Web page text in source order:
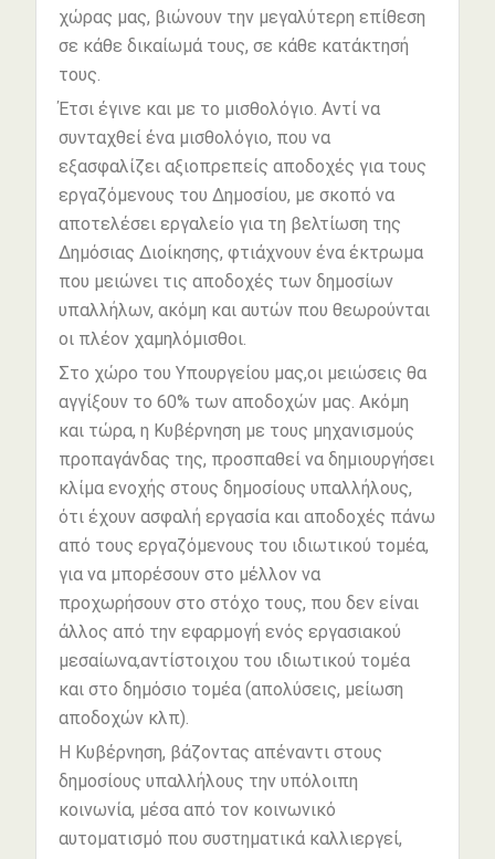
χώρας μας, βιώνουν την μεγαλύτερη επίθεση
σε κάθε δικαίωμά τους, σε κάθε κατάκτησή
τους.
Έτσι έγινε και με το μισθολόγιο. Αντί να
συνταχθεί ένα μισθολόγιο, που να
εξασφαλίζει αξιοπρεπείς αποδοχές για τους
εργαζόμενους του Δημοσίου, με σκοπό να
αποτελέσει εργαλείο για τη βελτίωση της
Δημόσιας Διοίκησης, φτιάχνουν ένα έκτρωμα
που μειώνει τις αποδοχές των δημοσίων
υπαλλήλων, ακόμη και αυτών που θεωρούνται
οι πλέον χαμηλόμισθοι.
Στο χώρο του Υπουργείου μας,οι μειώσεις θα
αγγίξουν το 60% των αποδοχών μας. Ακόμη
και τώρα, η Κυβέρνηση με τους μηχανισμούς
προπαγάνδας της, προσπαθεί να δημιουργήσει
κλίμα ενοχής στους δημοσίους υπαλλήλους,
ότι έχουν ασφαλή εργασία και αποδοχές πάνω
από τους εργαζόμενους του ιδιωτικού τομέα,
για να μπορέσουν στο μέλλον να
προχωρήσουν στο στόχο τους, που δεν είναι
άλλος από την εφαρμογή ενός εργασιακού
μεσαίωνα,αντίστοιχου του ιδιωτικού τομέα
και στο δημόσιο τομέα (απολύσεις, μείωση
αποδοχών κλπ).
Η Κυβέρνηση, βάζοντας απέναντι στους
δημοσίους υπαλλήλους την υπόλοιπη
κοινωνία, μέσα από τον κοινωνικό
αυτοματισμό που συστηματικά καλλιεργεί,